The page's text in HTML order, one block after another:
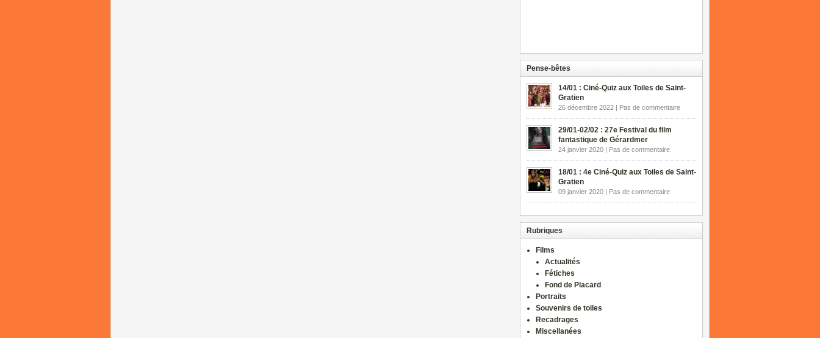
Pense-bêtes
14/01 : Ciné-Quiz aux Toiles de Saint-
Gratien
26 décembre 2022 | Pas de commentaire
29/01-02/02 : 27e Festival du film
fantastique de Gérardmer
24 janvier 2020 | Pas de commentaire
18/01 : 4e Ciné-Quiz aux Toiles de Saint-
Gratien
09 janvier 2020 | Pas de commentaire
Rubriques
Films
Actualités
Fétiches
Fond de Placard
Portraits
Souvenirs de toiles
Recadrages
Miscellanées